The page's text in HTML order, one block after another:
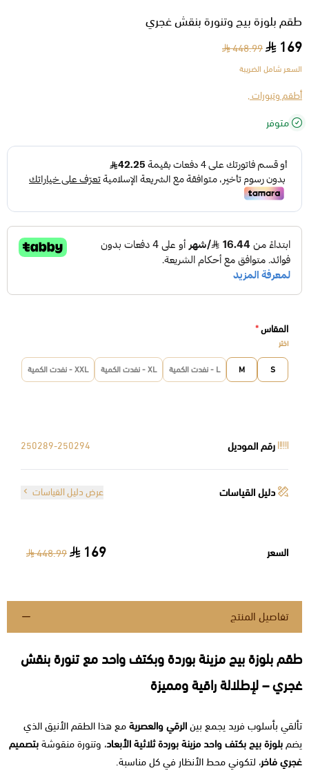
طقم بلوزة بيج وتنورة بنقش غجري
169
448.99
السعر شامل الضريبة
أطقم وتيورات ,
متوفر
المقاس*
اختر
S
M L - نفدت الكمية XL - نفدت الكمية XXL - نفدت الكمية
رقم الموديل 250289-250294
دليل القياسات عرض دليل القياسات
السعر 169
448.99
تفاصيل المنتج
طقم بلوزة بيج مزينة بوردة وبكتف واحد مع تنورة بنقش
غجري – لإطلالة راقية ومميزة
تألقي بأسلوب فريد يجمع بينالرقي والعصريةمع هذا الطقم الأنيق الذي
يضمبلوزة بيج بكتف واحد مزينة بوردة ثلاثية الأبعاد، وتنورة منقوشةبتصميم
غجري فاخر، لتكوني محط الأنظار في كل مناسبة.